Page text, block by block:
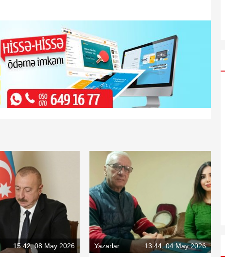
15:42, 08 May 2026 Yazarlar 13:44, 04 May 2026
Avroda artım
Azərbaycan nefti bahalaşdı